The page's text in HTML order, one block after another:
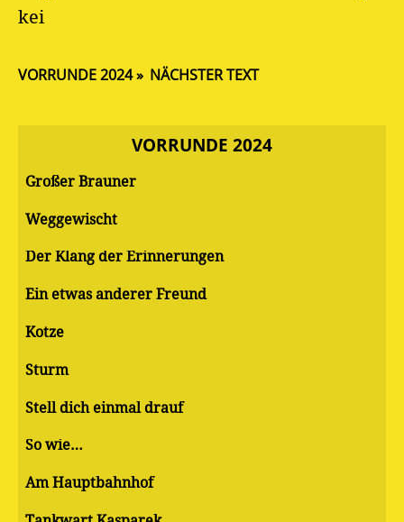
kei
VORRUNDE 2024 NÄCHSTER TEXT
VORRUNDE 2024
Großer Brauner
Weggewischt
Der Klang der Erinnerungen
Ein etwas anderer Freund
Kotze
Sturm
Stell dich einmal drauf
So wie…
Am Hauptbahnhof